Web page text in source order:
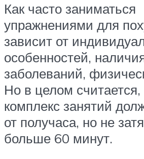
Как часто заниматься
упражнениями для
зависит от
особенностей,
заболеваний,
Но в целом считается,
комплекс занятий
от получаса, но не
больше 60 минут.